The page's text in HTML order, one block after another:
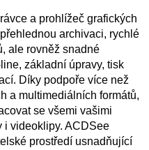
a prohlížeč grafických
archivaci, rychlé
ale rovněž snadné
základní úpravy, tisk
Díky podpoře více než
a multimediálních formátů,
se všemi vašimi
i videoklipy. ACDSee
prostředí usnadňující